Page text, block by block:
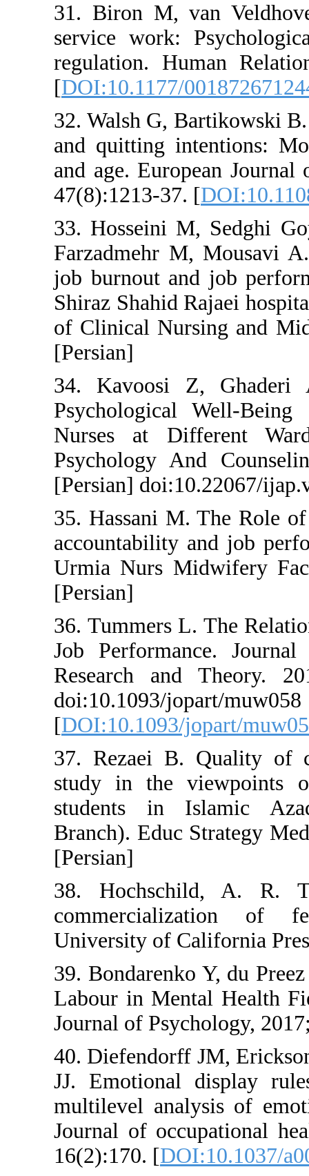
31. Biron M, van
service work:
regulation.
[DOI:10.1177/
32. Walsh G,
and quitting
and age.
47(8):1213-37. [
33. Hosseini M,
Farzadmehr M,
job burnout and
Shiraz Shahid
of Clinical
[Persian]
34. Kavoosi Z,
Psychological
Nurses at
Psychology And
[Persian]
35. Hassani M.
accountability and
Urmia Nurs
[Persian]
36. Tummers L.
Job
Research and
doi:10.1093/jopart/
[DOI:10.1093/
37. Rezaei B.
study in the
students in
Branch). Educ
[Persian]
38. Hochschild,
University of
39. Bondarenko Y,
Labour in Mental
Journal of
40. Diefendorff
JJ. Emotional
multilevel analysis
Journal of
16(2):170. [